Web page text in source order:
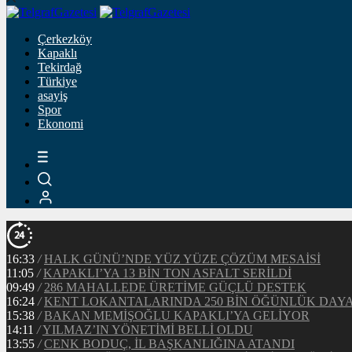
Çerkezköy
Kapaklı
Tekirdağ
Türkiye
asayiş
Spor
Ekonomi
16:33 / HALK GÜNÜ’NDE YÜZ YÜZE ÇÖZÜM MESAİSİ
11:05 / KAPAKLI’YA 13 BİN TON ASFALT SERİLDİ
09:49 / 286 MAHALLEDE ÜRETİME GÜÇLÜ DESTEK
16:24 / KENT LOKANTALARINDA 250 BİN ÖĞÜNLÜK
15:38 / BAKAN MEMİŞOĞLU KAPAKLI’YA GELİYOR
14:11 /YILMAZ’IN YÖNETİMİ BELLİ OLDU
13:55 / CENK BODUÇ, İL BAŞKANLIĞINA ATANDI